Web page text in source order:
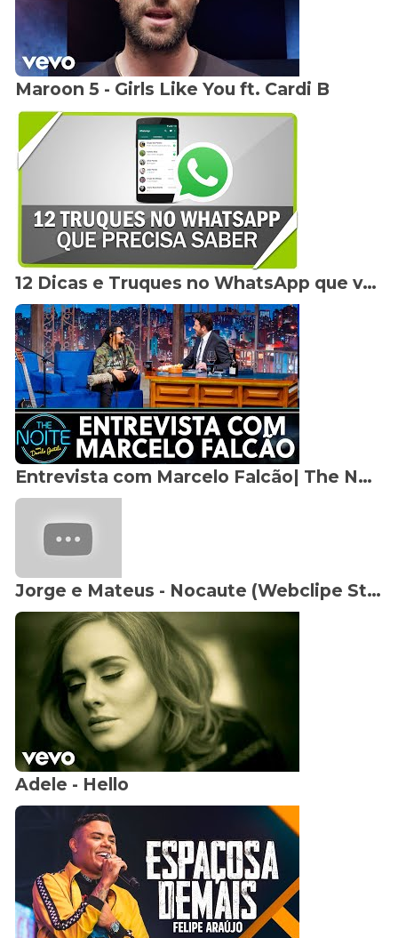
Maroon 5 - Girls Like You ft. Cardi B
12 Dicas e Truques no WhatsApp que você precisa conhecer
Entrevista com Marcelo Falcão| The Noite (26/06/19)
Jorge e Mateus - Nocaute (Webclipe Studio Vip)
Adele - Hello